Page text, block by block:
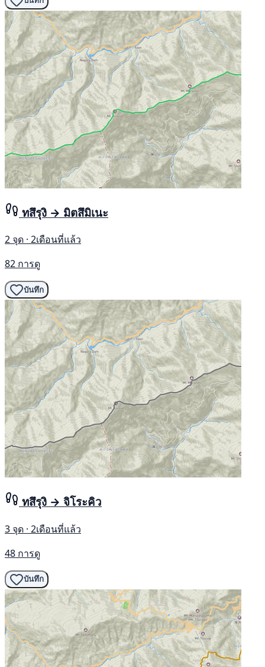
ทสึรุงิ → มิตสึมิเนะ
2 จุด · 2เดือนที่แล้ว
82 การดู
บันทึก
ทสึรุงิ → จิโระคิว
3 จุด · 2เดือนที่แล้ว
48 การดู
บันทึก